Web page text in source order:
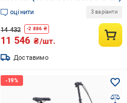
оцінити 3 варіанти
14 432 -2 886 ₴
11 546 ₴/шт.
Доставимо